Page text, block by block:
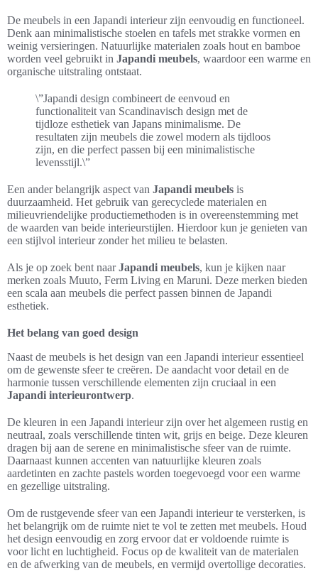
De meubels in een Japandi interieur zijn eenvoudig en functioneel.
Denk aan minimalistische stoelen en tafels met strakke vormen en
weinig versieringen. Natuurlijke materialen zoals hout en bamboe
worden veel gebruikt in Japandi meubels, waardoor een warme en
organische uitstraling ontstaat.
\”Japandi design combineert de eenvoud en
functionaliteit van Scandinavisch design met de
tijdloze esthetiek van Japans minimalisme. De
resultaten zijn meubels die zowel modern als tijdloos
zijn, en die perfect passen bij een minimalistische
levensstijl.\”
Een ander belangrijk aspect van Japandi meubels is
duurzaamheid. Het gebruik van gerecyclede materialen en
milieuvriendelijke productiemethoden is in overeenstemming met
de waarden van beide interieurstijlen. Hierdoor kun je genieten van
een stijlvol interieur zonder het milieu te belasten.
Als je op zoek bent naarJapandi meubels, kun je kijken naar
merken zoals Muuto, Ferm Living en Maruni. Deze merken bieden
een scala aan meubels die perfect passen binnen de Japandi
esthetiek.
Het belang van goed design
Naast de meubels is het design van een Japandi interieur essentieel
om de gewenste sfeer te creëren. De aandacht voor detail en de
harmonie tussen verschillende elementen zijn cruciaal in een
Japandi interieurontwerp.
De kleuren in een Japandi interieur zijn over het algemeen rustig en
neutraal, zoals verschillende tinten wit, grijs en beige. Deze kleuren
dragen bij aan de serene en minimalistische sfeer van de ruimte.
Daarnaast kunnen accenten van natuurlijke kleuren zoals
aardetinten en zachte pastels worden toegevoegd voor een warme
en gezellige uitstraling.
Om de rustgevende sfeer van een Japandi interieur te versterken, is
het belangrijk om de ruimte niet te vol te zetten met meubels. Houd
het design eenvoudig en zorg ervoor dat er voldoende ruimte is
voor licht en luchtigheid. Focus op de kwaliteit van de materialen
en de afwerking van de meubels, en vermijd overtollige decoraties.